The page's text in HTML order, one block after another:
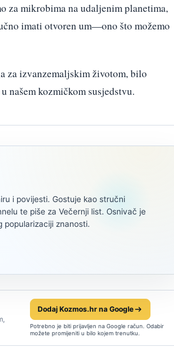
za mikrobima na udaljenim planetima,
imati otvoren um—ono što možemo
za izvanzemaljskim životom, bilo
našem kozmičkom susjedstvu.
i povijesti. Gostuje kao stručni
te piše za Večernji list. Osnivač je
popularizaciji znanosti.
Dodaj Kozmos.hr na Google
Potrebno je biti prijavljen na Google račun. Odabir
možete promijeniti u bilo kojem trenutku.